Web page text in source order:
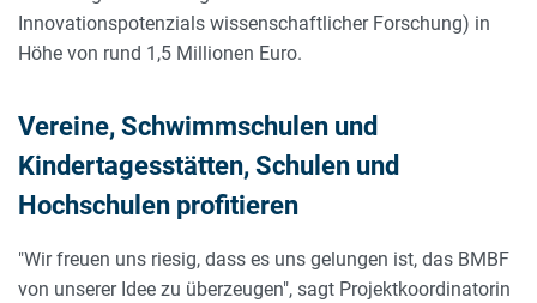
Innovationspotenzials wissenschaftlicher Forschung) in
Höhe von rund 1,5 Millionen Euro.
Vereine, Schwimmschulen und
Kindertagesstätten, Schulen und
Hochschulen profitieren
"Wir freuen uns riesig, dass es uns gelungen ist, das BMBF
von unserer Idee zu überzeugen", sagt Projektkoordinatorin